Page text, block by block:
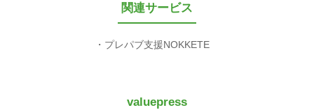
関連サービス
プレパブ支援NOKKETE
valuepress